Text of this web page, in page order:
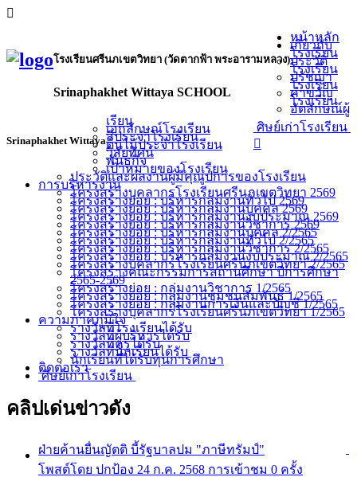
โรงเรียนศรีนภเขตวิทยา (วัดตากฟ้า พระอารามหลวง)
Srinaphakhet Wittaya SCHOOL
Srinaphakhet Wittaya
ศิษย์เก่าโรงเรียน
หน้าหลัก
เกี่ยวกับ
โรงเรียน
ประวัติ
โรงเรียน
ปรัชญา
โรงเรียน
คำขวัญ
โรงเรียน
อัตลักษณ์ผู้
เรียน
เอกลักษณ์โรงเรียน
สีประจำโรงเรียน
ต้นไม้ประจำโรงเรียน
วิสัยทัศน์
พันธกิจ
เป้าหมายของโรงเรียน
ประวัติและผลงานผู้มีคุณูปการของโรงเรียน
การบริหารงาน
โครงสร้างบุคลากรโรงเรียนศรีนภเขตวิทยา 2569
โครงสร้างย่อย : บริหารกลุ่มงานทั่วไป 2569
โครงสร้างย่อย : บริหารกลุ่มงานบุคคล 2569
โครงสร้างย่อย : บริหารกลุ่มงานงบประมาณ 2569
โครงสร้างย่อย : บริหารกลุ่มงานวิชาการ 2569
โครงสร้างย่อย : บริหารกลุ่มงานบุคคล 2/2565
โครงสร้างย่อย : บริหารกลุ่มงานทั่วไป 2/2565
โครงสร้างย่อย : บริหารกลุ่มงานวิชาการ 2/2565
โครงสร้างย่อย : บริหารกลุ่มงานงบประมาณ 2/2565
โครงสร้างบุคลากรโรงเรียนศรีนภเขตวิทยา 2/2565
โครงสร้างคณะกรรมการสถานศึกษา ปีการศึกษา
2565-2569
โครงสร้างย่อย : กลุ่มงานวิชาการ 1/2565
โครงสร้างย่อย : กลุ่มงานชุมชนสัมพันธ์ 1/2565
โครงสร้างย่อย : กลุ่มงานการเงินและบัญชี 1/2565
โครงสร้างบุคลากรโรงเรียนศรีนภเขตวิทยา 1/2565
ความภาคภูมิใจ
รางวัลที่โรงเรียนได้รับ
รางวัลที่ผู้บริหารได้รับ
รางวัลที่ครูได้รับ
รางวัลที่นักเรียนได้รับ
นักเรียนที่ได้รับทุนการศึกษา
ติดต่อเรา
ศิษย์เก่าโรงเรียน
คลิปเด่นข่าวดัง
ฝ่ายค้านยื่นญัตติ บี้รัฐบาลปม "ภาษีทรัมป์"
โพสต์โดย ปกป้อง 24 ก.ค. 2568 การเข้าชม 0 ครั้ง